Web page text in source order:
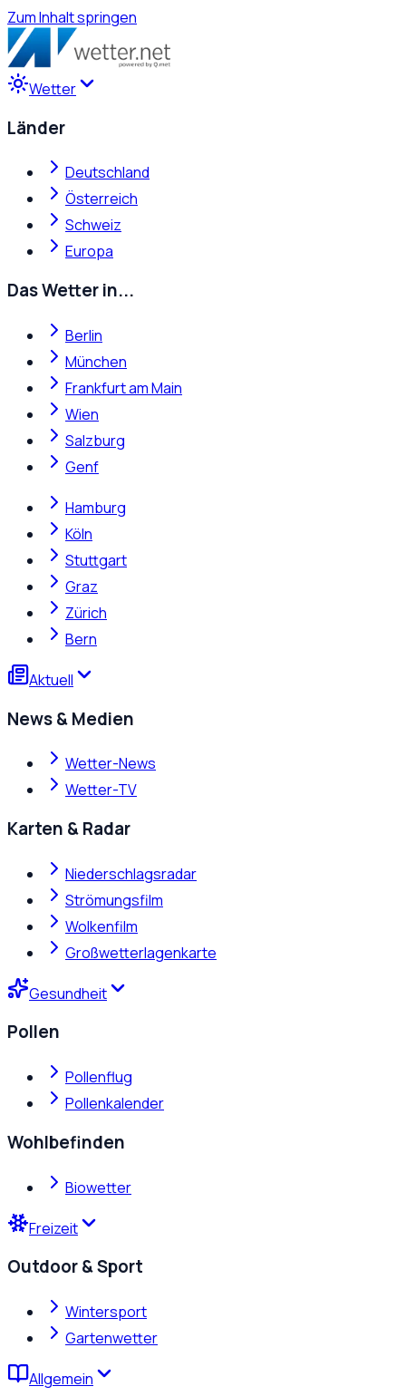
Zum Inhalt springen
Wetter
Länder
Deutschland
Österreich
Schweiz
Europa
Das Wetter in...
Berlin
München
Frankfurt am Main
Wien
Salzburg
Genf
Hamburg
Köln
Stuttgart
Graz
Zürich
Bern
Aktuell
News & Medien
Wetter-News
Wetter-TV
Karten & Radar
Niederschlagsradar
Strömungsfilm
Wolkenfilm
Großwetterlagenkarte
Gesundheit
Pollen
Pollenflug
Pollenkalender
Wohlbefinden
Biowetter
Freizeit
Outdoor & Sport
Wintersport
Gartenwetter
Allgemein